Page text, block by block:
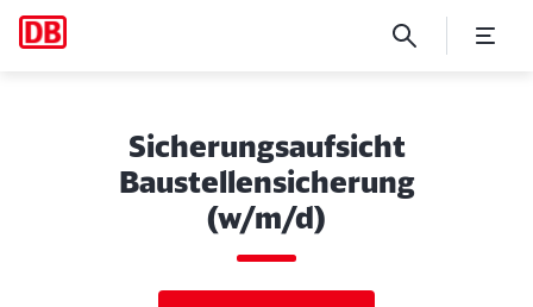
Sicherungsaufsicht
Baustellensicherung
(w/m/d)